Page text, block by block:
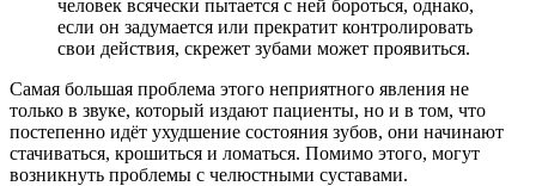
человек всячески пытается с ней бороться, однако,
если он задумается или прекратит контролировать
свои действия, скрежет зубами может проявиться.
Самая большая проблема этого неприятного явления не
только в звуке, который издают пациенты, но и в том, что
постепенно идёт ухудшение состояния зубов, они начинают
стачиваться, крошиться и ломаться. Помимо этого, могут
возникнуть проблемы с челюстными суставами.